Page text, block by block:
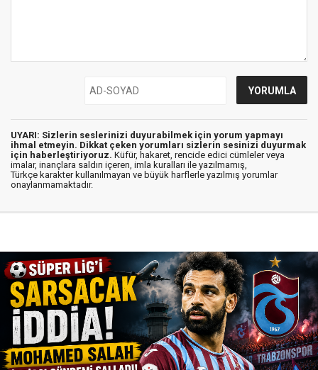
UYARI: Sizlerin seslerinizi duyurabilmek için yorum yapmayı
ihmal etmeyin. Dikkat çeken yorumları sizlerin sesinizi duyurmak
için haberleştiriyoruz. Küfür, hakaret, rencide edici cümleler veya
imalar, inançlara saldırı içeren, imla kuralları ile yazılmamış,
Türkçe karakter kullanılmayan ve büyük harflerle yazılmış yorumlar
onaylanmamaktadır.